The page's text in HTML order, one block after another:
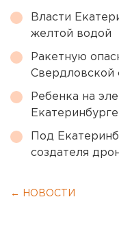
Власти
желтой водой
Ракетную
Свердловской
Ребенка на
Екатеринбурге
Под
создателя
← НОВОСТИ